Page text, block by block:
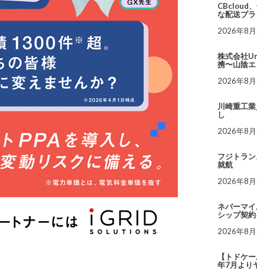
CBcloud
な配送プ
2026年8
株式会社
携〜山陰
2026年8
川崎重工
し
2026年8
フジトラ
就航
2026年8
ネバーマ
シップ契
2026年8
【トドケ
年7月より